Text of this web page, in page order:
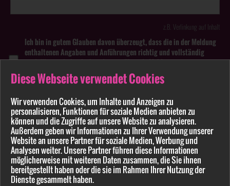
Diese Webseite verwendet Cookies
Wir verwenden Cookies, um Inhalte und Anzeigen zu
personalisieren, Funktionen für soziale Medien anbieten zu
können und die Zugriffe auf unsere Website zu analysieren.
Außerdem geben wir Informationen zu Ihrer Verwendung unserer
Website an unsere Partner für soziale Medien, Werbung und
Analysen weiter. Unsere Partner führen diese Informationen
möglicherweise mit weiteren Daten zusammen, die Sie ihnen
bereitgestellt haben oder die sie im Rahmen Ihrer Nutzung der
Dienste gesammelt haben.
z.B. Verlinkung auf Inhalt
Ich bin in gutem Glauben davon überzeugt, dass die in der Meldung
enthaltenen Angaben und Anführungen richtig und vollständig
sind. Wissentlich falsche oder irreführende Meldungen zu
rechtswidrigen Inhalten können strafbar sein.
Pflichtfelder sind mit * markiert
Bitte beachten Sie unsereDatenschutzerklärung.